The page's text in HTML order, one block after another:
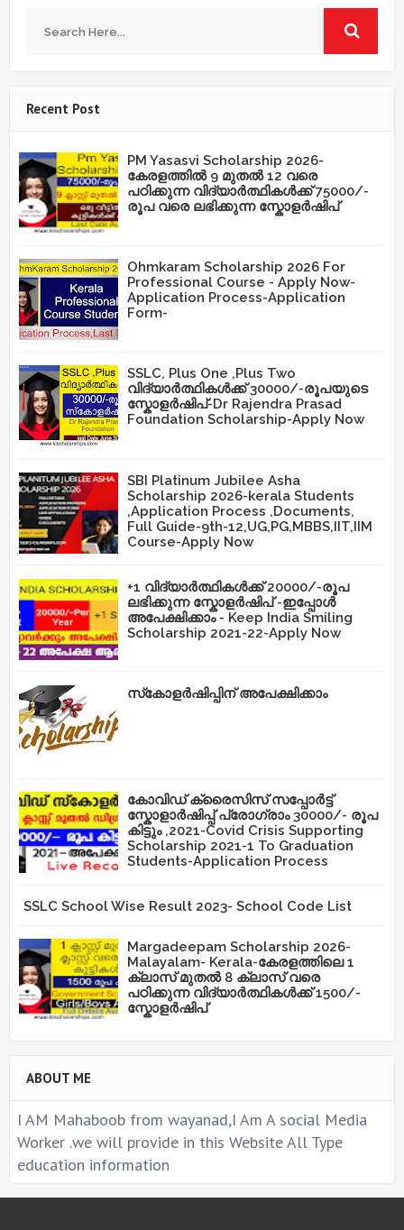
Recent Post
PM Yasasvi Scholarship 2026-
കേരളത്തിൽ 9 മുതൽ 12 വരെ
പഠിക്കുന്ന വിദ്യാർത്ഥികൾക്ക് 75000/-
രൂപ വരെ ലഭിക്കുന്ന സ്കോളർഷിപ്
Ohmkaram Scholarship 2026 For
Professional Course - Apply Now-
Application Process-Application
Form-
SSLC, Plus One ,Plus Two
വിദ്യാർത്ഥികൾക്ക് 30000/-രൂപയുടെ
സ്കോളർഷിപ്-Dr Rajendra Prasad
Foundation Scholarship-Apply Now
SBI Platinum Jubilee Asha
Scholarship 2026-kerala Students
,Application Process ,Documents,
Full Guide-9th-12,UG,PG,MBBS,IIT,IIM
Course-Apply Now
+1 വിദ്യാർത്ഥികൾക്ക് 20000/-രൂപ
ലഭിക്കുന്ന സ്കോളർഷിപ് -ഇപ്പോൾ
അപേക്ഷിക്കാം - Keep India Smiling
Scholarship 2021-22-Apply Now
സ്‌കോളർഷിപ്പിന് അപേക്ഷിക്കാം
കോവിഡ് ക്രൈസിസ് സപ്പോർട്ട്
സ്കോളാർഷിപ്പ് പ്രോഗ്രാം 30000/- രൂപ
കിട്ടും ,2021-Covid Crisis Supporting
Scholarship 2021-1 To Graduation
Students-Application Process
SSLC School Wise Result 2023- School Code List
Margadeepam Scholarship 2026-
Malayalam- Kerala-കേരളത്തിലെ 1
ക്ലാസ് മുതൽ 8 ക്ലാസ് വരെ
പഠിക്കുന്ന വിദ്യാർത്ഥികൾക്ക് 1500/-
സ്കോളർഷിപ്
ABOUT ME
I AM Mahaboob from wayanad,I Am A social Media
Worker .we will provide in this Website All Type
education information